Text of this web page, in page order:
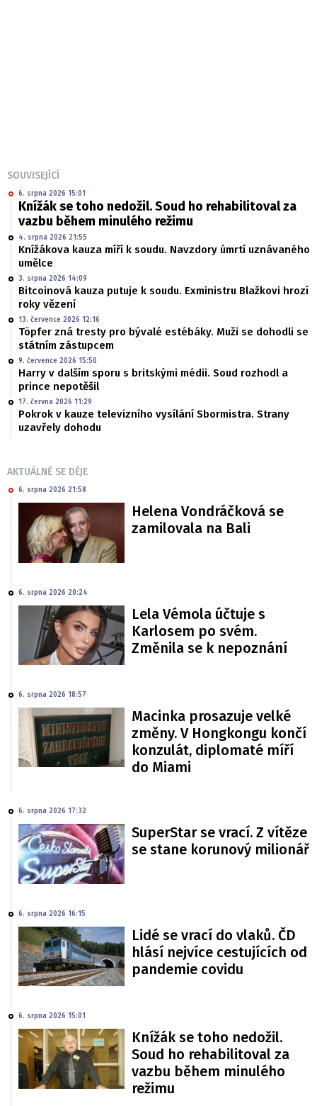
SOUVISEJÍCÍ
6. srpna 2026 15:01
Knížák se toho nedožil. Soud ho rehabilitoval za
vazbu během minulého režimu
4. srpna 2026 21:55
Knížákova kauza míří k soudu. Navzdory úmrtí uznávaného
umělce
3. srpna 2026 14:09
Bitcoinová kauza putuje k soudu. Exministru Blažkovi hrozí
roky vězení
13. července 2026 12:16
Töpfer zná tresty pro bývalé estébáky. Muži se dohodli se
státním zástupcem
9. července 2026 15:50
Harry v dalším sporu s britskými médii. Soud rozhodl a
prince nepotěšil
17. června 2026 11:29
Pokrok v kauze televizního vysílání Sbormistra. Strany
uzavřely dohodu
AKTUÁLNĚ SE DĚJE
6. srpna 2026 21:58
Helena Vondráčková se
zamilovala na Bali
6. srpna 2026 20:24
Lela Vémola účtuje s
Karlosem po svém.
Změnila se k nepoznání
6. srpna 2026 18:57
Macinka prosazuje velké
změny. V Hongkongu končí
konzulát, diplomaté míří
do Miami
6. srpna 2026 17:32
SuperStar se vrací. Z vítěze
se stane korunový milionář
6. srpna 2026 16:15
Lidé se vrací do vlaků. ČD
hlásí nejvíce cestujících od
pandemie covidu
6. srpna 2026 15:01
Knížák se toho nedožil.
Soud ho rehabilitoval za
vazbu během minulého
režimu